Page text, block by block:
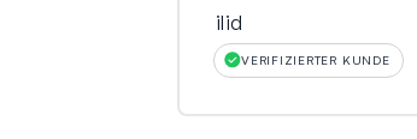
ilid
VERIFIZIERTER KUNDE